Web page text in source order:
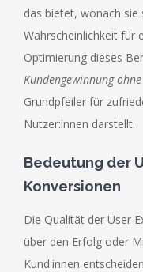
das bietet, wonach sie
Wahrscheinlichkeit für
Optimierung dieses
Kundengewinnung
Grundpfeiler für
Nutzer:innen darstellt.
Bedeutung der
Konversionen
Die Qualität der User
über den Erfolg oder
Kund:innen